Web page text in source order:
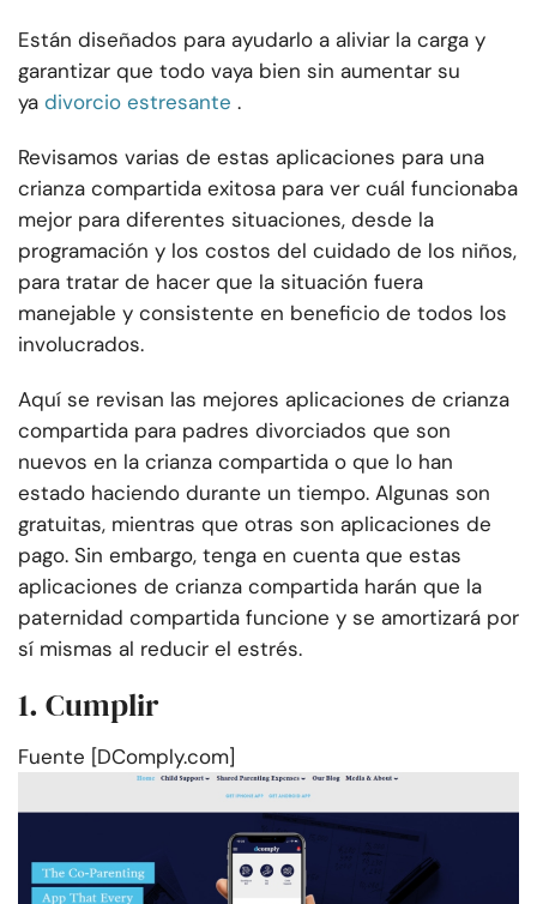
Están diseñados para ayudarlo a aliviar la carga y
garantizar que todo vaya bien sin aumentar su
ya divorcio estresante .
Revisamos varias de estas aplicaciones para una
crianza compartida exitosa para ver cuál funcionaba
mejor para diferentes situaciones, desde la
programación y los costos del cuidado de los niños,
para tratar de hacer que la situación fuera
manejable y consistente en beneficio de todos los
involucrados.
Aquí se revisan las mejores aplicaciones de crianza
compartida para padres divorciados que son
nuevos en la crianza compartida o que lo han
estado haciendo durante un tiempo. Algunas son
gratuitas, mientras que otras son aplicaciones de
pago. Sin embargo, tenga en cuenta que estas
aplicaciones de crianza compartida harán que la
paternidad compartida funcione y se amortizará por
sí mismas al reducir el estrés.
1. Cumplir
Fuente [DComply.com]